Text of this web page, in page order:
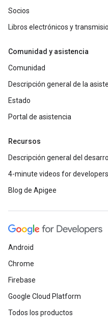
Socios
Libros electrónicos y
Comunidad y asistencia
Comunidad
Descripción general de la
Estado
Portal de asistencia
Recursos
Descripción general del
4-minute videos for developers
Blog de Apigee
Android
Chrome
Firebase
Google Cloud Platform
Todos los productos